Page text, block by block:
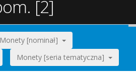
[2]
Monety [nominał]
Monety [seria tematyczna]